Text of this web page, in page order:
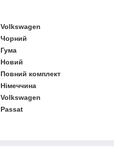
Volkswagen
Чорний
Гума
Новий
Повний комплект
Німеччина
Volkswagen
Passat